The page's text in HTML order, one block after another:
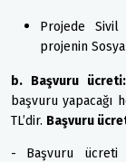
Projede
projenin
b. Başvuru ücreti:
başvuru
TL’dir. Başvuru
- Başvuru ücreti